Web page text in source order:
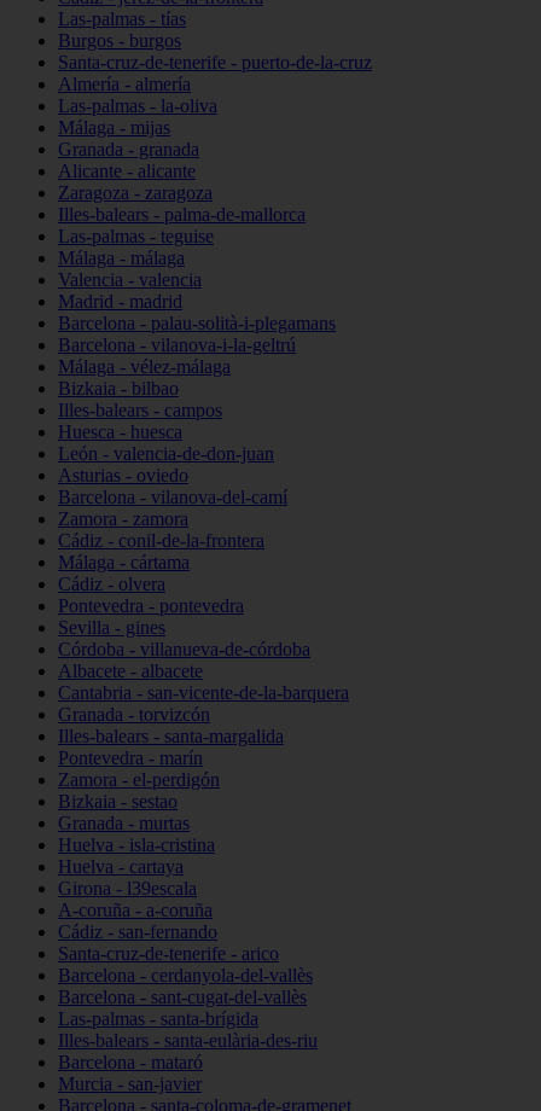
Las-palmas - tías
Burgos - burgos
Santa-cruz-de-tenerife - puerto-de-la-cruz
Almería - almería
Las-palmas - la-oliva
Málaga - mijas
Granada - granada
Alicante - alicante
Zaragoza - zaragoza
Illes-balears - palma-de-mallorca
Las-palmas - teguise
Málaga - málaga
Valencia - valencia
Madrid - madrid
Barcelona - palau-solità-i-plegamans
Barcelona - vilanova-i-la-geltrú
Málaga - vélez-málaga
Bizkaia - bilbao
Illes-balears - campos
Huesca - huesca
León - valencia-de-don-juan
Asturias - oviedo
Barcelona - vilanova-del-camí
Zamora - zamora
Cádiz - conil-de-la-frontera
Málaga - cártama
Cádiz - olvera
Pontevedra - pontevedra
Sevilla - gines
Córdoba - villanueva-de-córdoba
Albacete - albacete
Cantabria - san-vicente-de-la-barquera
Granada - torvizcón
Illes-balears - santa-margalida
Pontevedra - marín
Zamora - el-perdigón
Bizkaia - sestao
Granada - murtas
Huelva - isla-cristina
Huelva - cartaya
Girona - l39escala
A-coruña - a-coruña
Cádiz - san-fernando
Santa-cruz-de-tenerife - arico
Barcelona - cerdanyola-del-vallès
Barcelona - sant-cugat-del-vallès
Las-palmas - santa-brígida
Illes-balears - santa-eulària-des-riu
Barcelona - mataró
Murcia - san-javier
Barcelona - santa-coloma-de-gramenet